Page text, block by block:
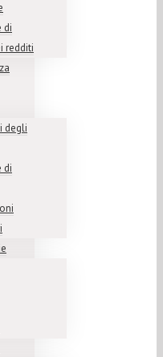
di
redditi
degli
di